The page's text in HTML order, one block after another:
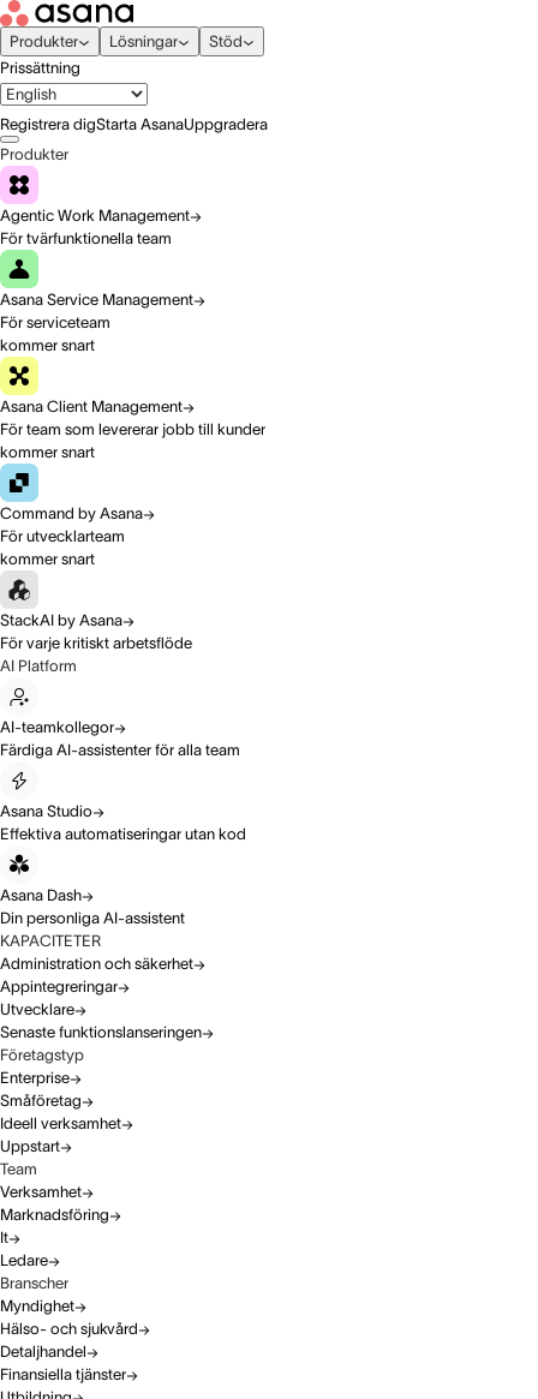
Produkter Lösningar
Stöd
Prissättning
Registrera digStarta AsanaUppgradera
Produkter
Agentic Work Management
För tvärfunktionella team
Asana Service Management
För serviceteam
kommer snart
Asana Client Management
För team som levererar jobb till kunder
kommer snart
Command by Asana
För utvecklarteam
kommer snart
StackAI by Asana
För varje kritiskt arbetsflöde
AI Platform
AI-teamkollegor
Färdiga AI-assistenter för alla team
Asana Studio
Effektiva automatiseringar utan kod
Asana Dash
Din personliga AI-assistent
KAPACITETER
Administration och säkerhet
Appintegreringar
Utvecklare
Senaste funktionslanseringen
Företagstyp
Enterprise
Småföretag
Ideell verksamhet
Uppstart
Team
Verksamhet
Marknadsföring
It
Ledare
Branscher
Myndighet
Hälso- och sjukvård
Detaljhandel
Finansiella tjänster